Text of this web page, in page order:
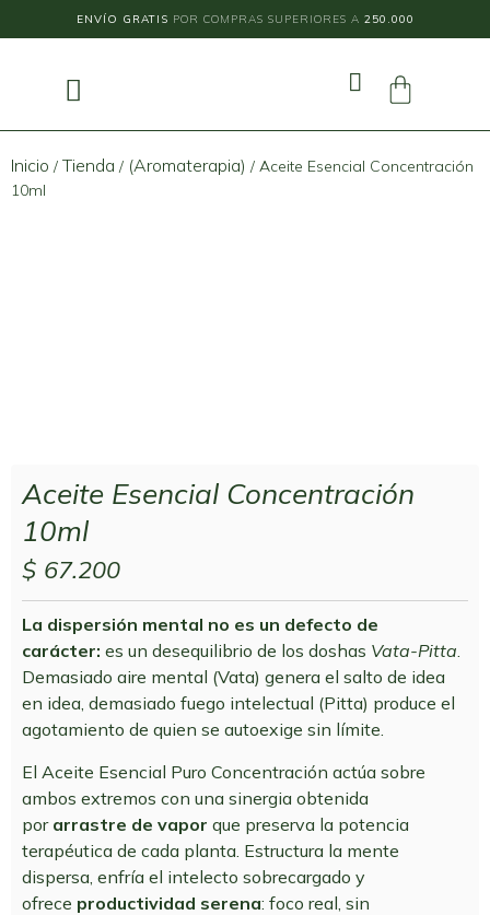
ENVÍO GRATIS POR COMPRAS SUPERIORES A 250.000
Inicio / Tienda / (Aromaterapia) / Aceite Esencial Concentración
10ml
Aceite Esencial Concentración
10ml
$ 67.200
La dispersión mental no es un defecto de
carácter: es un desequilibrio de los doshas Vata-Pitta.
Demasiado aire mental (Vata) genera el salto de idea
en idea, demasiado fuego intelectual (Pitta) produce el
agotamiento de quien se autoexige sin límite.
El Aceite Esencial Puro Concentración actúa sobre
ambos extremos con una sinergia obtenida
por arrastre de vapor que preserva la potencia
terapéutica de cada planta. Estructura la mente
dispersa, enfría el intelecto sobrecargado y
ofrece productividad serena: foco real, sin